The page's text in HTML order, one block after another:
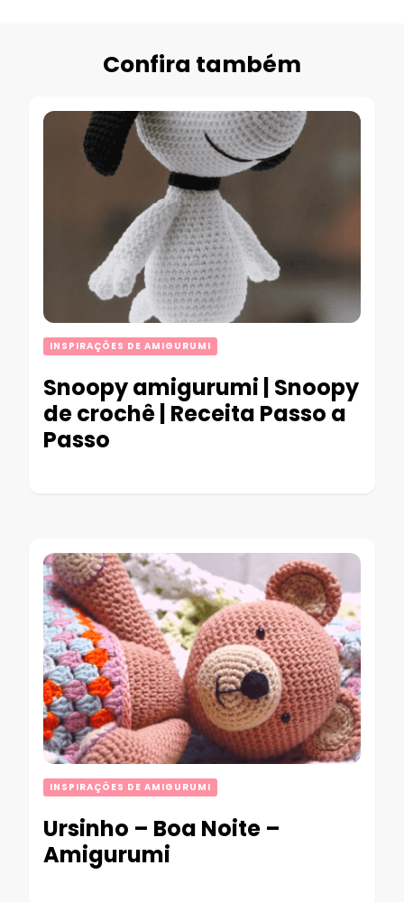
Confira também
INSPIRAÇÕES DE AMIGURUMI
Snoopy amigurumi | Snoopy
de crochê | Receita Passo a
Passo
INSPIRAÇÕES DE AMIGURUMI
Ursinho – Boa Noite –
Amigurumi